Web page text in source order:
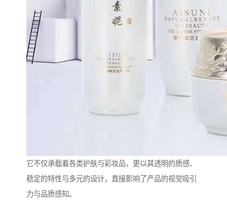
它不仅承载着各类护肤与彩妆品，更以其透明的质感、
稳定的特性与多元的设计，直接影响了产品的视觉吸引
力与品质感知。